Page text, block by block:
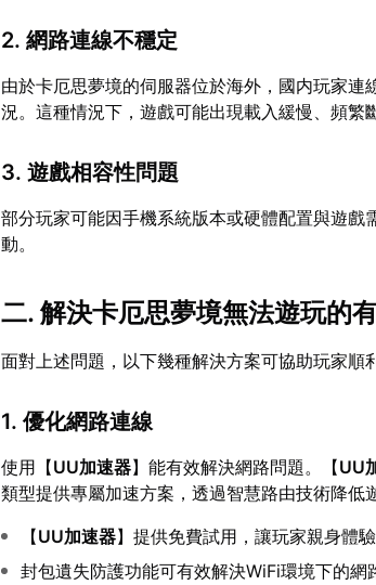
2. 網路連線不穩定
由於卡厄思夢境的伺服器位於海外，國内玩家
況。這種情況下，遊戲可能出現載入緩慢、頻繁
3. 遊戲相容性問題
部分玩家可能因手機系統版本或硬體配置與遊
動。
二. 解決卡厄思夢境無法遊玩的
面對上述問題，以下幾種解決方案可協助玩家順
1. 優化網路連線
使用【UU加速器】能有效解決網路問題。【UU
類型提供專屬加速方案，透過智慧路由技術降低
【UU加速器】提供免費試用，讓玩家親身體
封包遺失防護功能可有效解決WiFi環境下的網